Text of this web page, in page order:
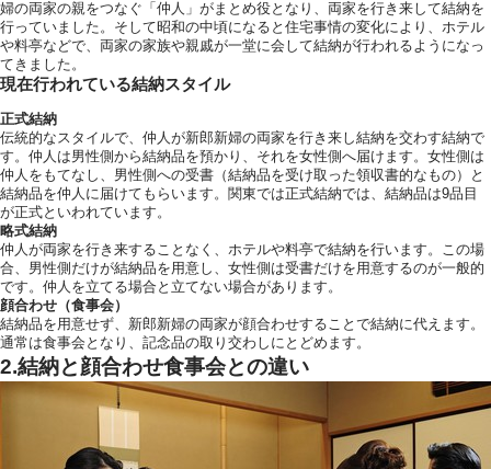
運営会社情報
婦の両家の親をつなぐ「仲人」がまとめ役となり、両家を行き来して結納を
行っていました。そして昭和の中頃になると住宅事情の変化により、ホテル
や料亭などで、両家の家族や親戚が一堂に会して結納が行われるようになっ
てきました。
現在行われている結納スタイル
正式結納
伝統的なスタイルで、仲人が新郎新婦の両家を行き来し結納を交わす結納で
す。仲人は男性側から結納品を預かり、それを女性側へ届けます。女性側は
仲人をもてなし、男性側への受書（結納品を受け取った領収書的なもの）と
結納品を仲人に届けてもらいます。関東では正式結納では、結納品は9品目
が正式といわれています。
略式結納
仲人が両家を行き来することなく、ホテルや料亭で結納を行います。この場
合、男性側だけが結納品を用意し、女性側は受書だけを用意するのが一般的
です。仲人を立てる場合と立てない場合があります。
顔合わせ（食事会）
結納品を用意せず、新郎新婦の両家が顔合わせすることで結納に代えます。
通常は食事会となり、記念品の取り交わしにとどめます。
2.結納と顔合わせ食事会との違い